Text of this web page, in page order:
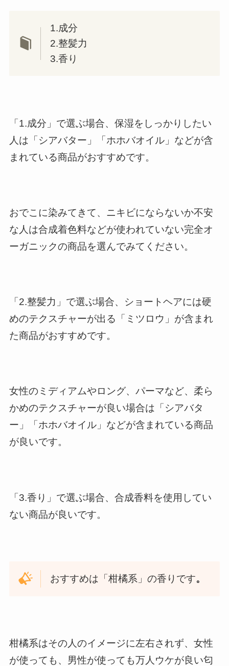
1.成分
2.整髪力
3.香り
「1.成分」で選ぶ場合、保湿をしっかりしたい
人は「シアバター」「ホホバオイル」などが含
まれている商品がおすすめです。
おでこに染みてきて、ニキビにならないか不安
な人は合成着色料などが使われていない完全オ
ーガニックの商品を選んでみてください。
「2.整髪力」で選ぶ場合、ショートヘアには硬
めのテクスチャーが出る「ミツロウ」が含まれ
た商品がおすすめです。
女性のミディアムやロング、パーマなど、柔ら
かめのテクスチャーが良い場合は「シアバタ
ー」「ホホバオイル」などが含まれている商品
が良いです。
「3.香り」で選ぶ場合、合成香料を使用してい
ない商品が良いです。
おすすめは「柑橘系」の香りです。
柑橘系はその人のイメージに左右されず、女性
が使っても、男性が使っても万人ウケが良い匂